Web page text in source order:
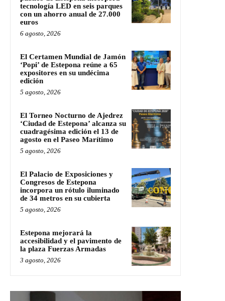
tecnología LED en seis parques
con un ahorro anual de 27.000
euros
6 agosto, 2026
El Certamen Mundial de Jamón
‘Popi’ de Estepona reúne a 65
expositores en su undécima
edición
5 agosto, 2026
El Torneo Nocturno de Ajedrez
‘Ciudad de Estepona’ alcanza su
cuadragésima edición el 13 de
agosto en el Paseo Marítimo
5 agosto, 2026
El Palacio de Exposiciones y
Congresos de Estepona
incorpora un rótulo iluminado
de 34 metros en su cubierta
5 agosto, 2026
Estepona mejorará la
accesibilidad y el pavimento de
la plaza Fuerzas Armadas
3 agosto, 2026